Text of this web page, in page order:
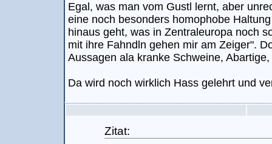
Egal, was man vom Gustl lernt, aber
eine noch besonders homophobe
hinaus geht, was in Zentraleuropa noch
mit ihre Fahndln gehen mir am Zeiger".
Aussagen ala kranke Schweine,
Da wird noch wirklich Hass gelehrt und
Zitat: